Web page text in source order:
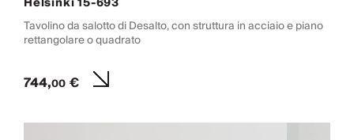
Tavolino da salotto di Desalto, con struttura in acciaio e piano
rettangolare o quadrato
744,00€